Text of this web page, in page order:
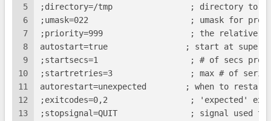
5
6
7
8
9
10
11
12
13
;directory=/tmp                ; directory to cwd
;umask=022                     ; umask for
;priority=999                  ; the relative
autostart=true                ; start at
;startsecs=1                   ; # of secs prog
;startretries=3                ; max # of serial
autorestart=unexpected        ; when to
;exitcodes=0,2                 ; 'expected' exit
;stopsignal=QUIT               ; signal used to